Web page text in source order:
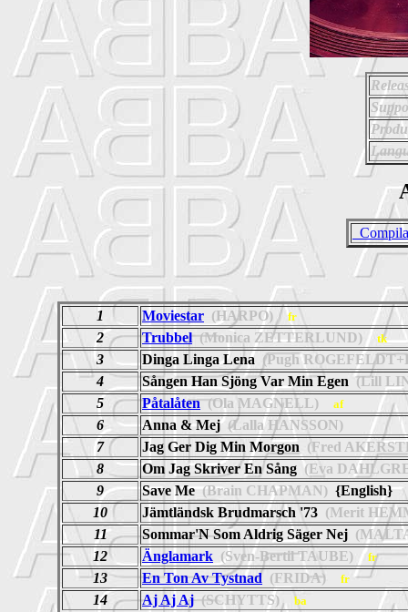
1 Moviestar (HARPO) fr
2 Trubbel(Monica ZETTERLUND) tk
3 Dinga Linga Lena (Pugh
4
Sången Han Sjöng Var Min Egen (Lill
5
Påtalåten(Ola MAGNELL) af
6 Anna & Mej(Lalla HANSSON)
7
Jag Ger Dig Min Morgon (Fred
8
Om Jag Skriver En Sång (Eva
9
Save Me (Brain CHAPMAN) {English}
10
Jämtländsk Brudmarsch '73 (Merit
11
Sommar'N Som Aldrig Säger Nej
12
Änglamark (Sven-Bertil TAUBE) fr
13 En Ton Av Tystnad (FRIDA) fr
14 Aj Aj Aj(SCHYTTS) ba